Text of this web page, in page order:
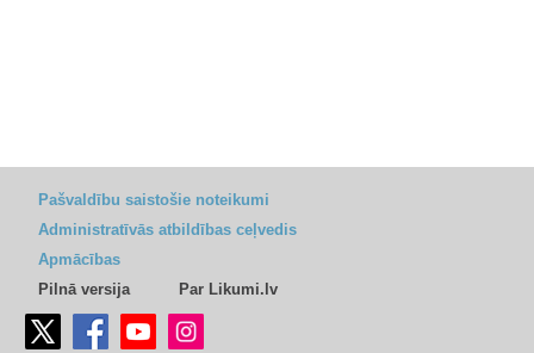
Pašvaldību saistošie noteikumi
Administratīvās atbildības ceļvedis
Apmācības
Pilnā versija
Par Likumi.lv